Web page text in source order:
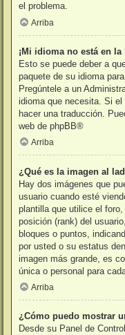
el problema.
Arriba
¡Mi idioma no está en la
Esto se puede deber a
paquete de su idioma
Pregúntele a un
idioma que necesita. Si
hacer una traducción.
web de phpBB®
Arriba
¿Qué es la imagen al
Hay dos imágenes que
usuario cuando esté
plantilla que utilice el
posición (rank) del
bloques o puntos,
por usted o su estatus
imagen más grande, es
única o personal para
Arriba
¿Cómo puedo mostrar
Desde su Panel de